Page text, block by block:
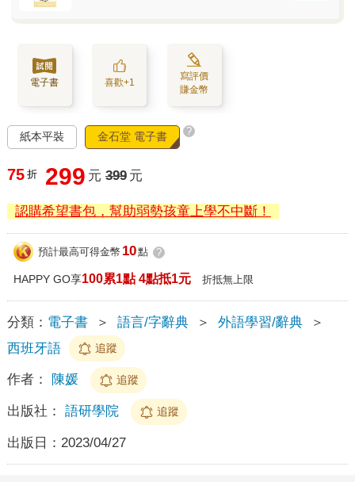
電子書 喜歡+1
寫評價
賺金幣
紙本平裝 金石堂 電子書 ?
75 折 299 元 399 元
認購希望書包，幫助弱勢孩童上學不中斷！
預計最高可得金幣 10點 ?
HAPPY GO享100累1點 4點抵1元 折抵無上限
分類： 電子書 ＞ 語言/字辭典 ＞ 外語學習/辭典
＞
西班牙語
追蹤
作者： 陳媛 追蹤
出版社： 語研學院 追蹤
出版日： 2023/04/27